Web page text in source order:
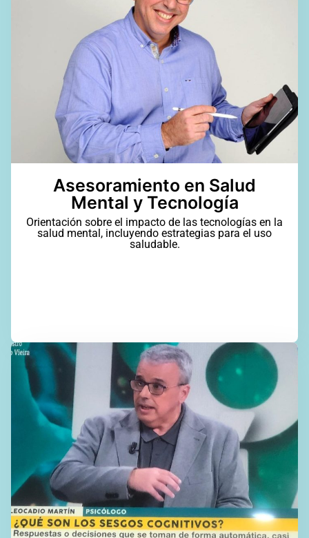
Asesoramiento en Salud
Mental y Tecnología
Orientación sobre el impacto de las tecnologías en la
salud mental, incluyendo estrategias para el uso
saludable.